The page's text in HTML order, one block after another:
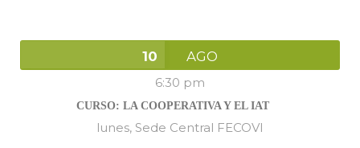
10 AGO
6:30 pm
CURSO: LA COOPERATIVA Y EL IAT
lunes, Sede Central FECOVI